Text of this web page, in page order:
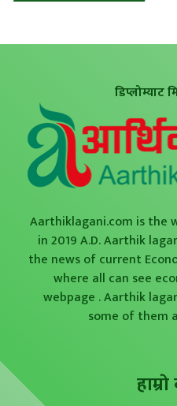
डिप्लोम्याट
Aarthiklagani.com is the
in 2019 A.D. Aarthik
the news of current
where all can see
webpage . Aarthik
some of them